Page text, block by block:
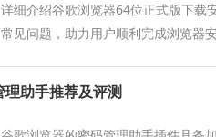
详细介绍谷歌浏览器64位正式版下载
常见问题，助力用户顺利完成浏览器安
助手推荐及评测